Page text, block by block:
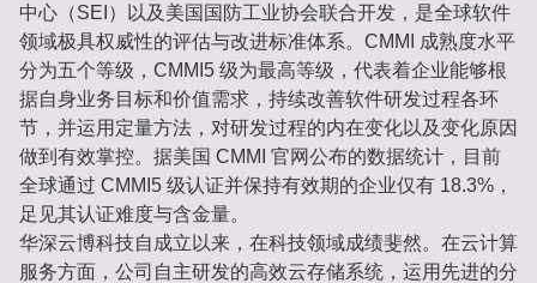
中心（SEI）以及美国国防工业协会联合开发，是全球软件
领域极具权威性的评估与改进标准体系。CMMI 成熟度水平
分为五个等级，CMMI5 级为最高等级，代表着企业能够根
据自身业务目标和价值需求，持续改善软件研发过程各环
节，并运用定量方法，对研发过程的内在变化以及变化原因
做到有效掌控。据美国 CMMI 官网公布的数据统计，目前
全球通过 CMMI5 级认证并保持有效期的企业仅有 18.3%，
足见其认证难度与含金量。
华深云博科技自成立以来，在科技领域成绩斐然。在云计算
服务方面，公司自主研发的高效云存储系统，运用先进的分